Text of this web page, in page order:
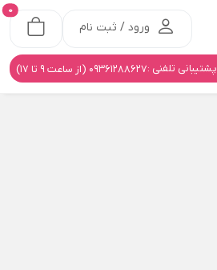
ورود / ثبت نام
0
پشتیبانی تلفنی :09361288627 (از ساعت 9 تا 17)